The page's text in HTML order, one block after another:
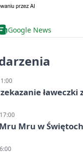
Google News
Mru w